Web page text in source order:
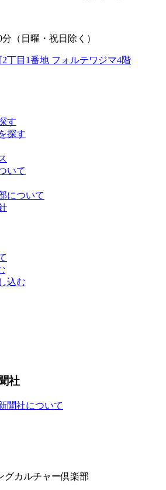
（日曜・祝日除く）
丁目1番地 フォルテワジマ4階
す
探す
いて
について
込む
社
聞社について
グカルチャー倶楽部